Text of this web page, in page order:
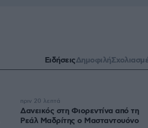
ΕιδήσειςΔημοφιλή
Δανεικός στη Φιορεντίνα από τη
Ρεάλ Μαδρίτης ο Μασταντουόνο
πριν 20 λεπτά